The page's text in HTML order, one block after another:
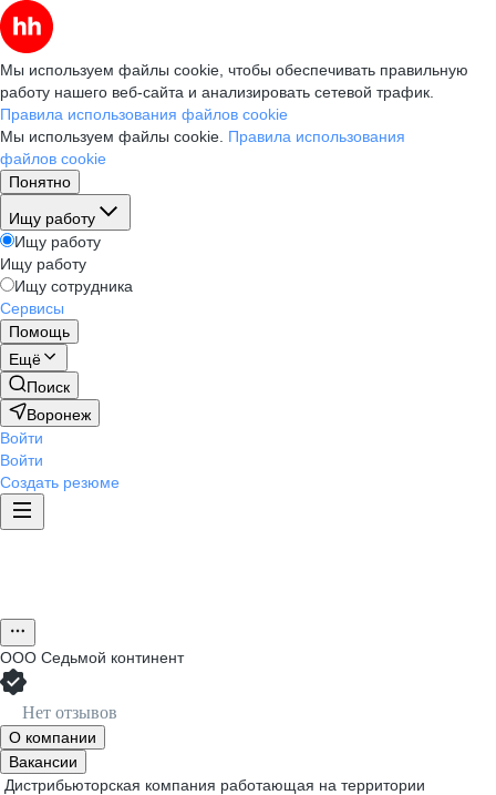
Мы используем файлы cookie, чтобы обеспечивать правильную
работу нашего веб-сайта и анализировать сетевой трафик.
Правила использования файлов cookie
Мы используем файлы cookie. Правила использования
файлов cookie
Понятно
Ищу работу
Ищу работу
Ищу работу
Ищу сотрудника
Сервисы
Помощь
Ещё
Поиск
Воронеж
Войти
Войти
Создать резюме
ООО Седьмой континент
Нет отзывов
О компании
Вакансии
Дистрибьюторская компания работающая на территории